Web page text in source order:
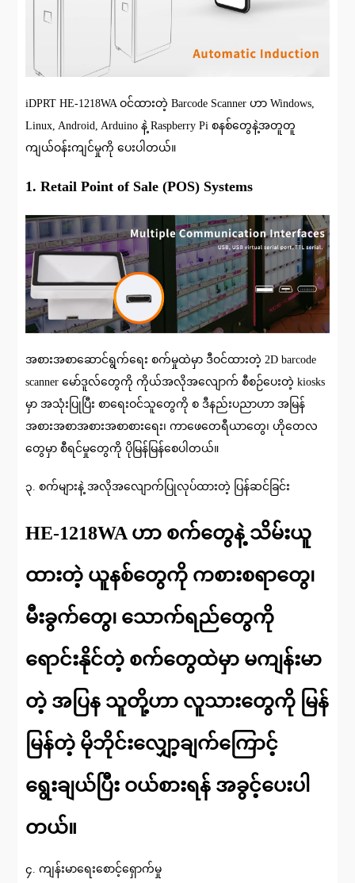
iDPRT HE-1218WA ဝင်ထားတဲ့ Barcode Scanner ဟာ Windows,
Linux, Android, Arduino နဲ့ Raspberry Pi စနစ်တွေနဲ့အတူတူ
ကျယ်ဝန်းကျင်မှုကို ပေးပါတယ်။
1. Retail Point of Sale (POS) Systems
အစားအစာဆောင်ရွက်ရေး စက်မှုထဲမှာ ဒီဝင်ထားတဲ့ 2D barcode
scanner မော်ဒူလ်တွေကို ကိုယ်အလိုအလျောက် စီစဉ်ပေးတဲ့ kiosks
မှာ အသုံးပြုပြီး စာရေးဝင်သူတွေကို စ ဒီနည်းပညာဟာ အမြန်
အစားအစာအစားအစာစားရေး၊ ကာဖေတေရီယာတွေ၊ ဟိုတေလ
တွေမှာ စီရင်မှုတွေကို ပိုမြန်မြန်စေပါတယ်။
၃. စက်များနဲ့ အလိုအလျောက်ပြုလုပ်ထားတဲ့ ပြန်ဆင်ခြင်း
HE-1218WA ဟာ စက်တွေနဲ့ သိမ်းယူ
ထားတဲ့ ယူနစ်တွေကို ကစားစရာတွေ၊
မီးခွက်တွေ၊ သောက်ရည်တွေကို
ရောင်းနိုင်တဲ့ စက်တွေထဲမှာ မကျန်းမာ
တဲ့ အပြန သူတို့ဟာ လူသားတွေကို မြန်
မြန်တဲ့ မိုဘိုင်းလျှော့ချက်ကြောင့်
ရွေးချယ်ပြီး ဝယ်စားရန် အခွင့်ပေးပါ
တယ်။
၄. ကျန်းမာရေးစောင့်ရှောက်မှု